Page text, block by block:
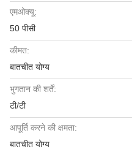
एमओक्यू:
50 पीसी
कीमत:
बातचीत योग्य
भुगतान की शर्तें:
टी/टी
आपूर्ति करने की क्षमता:
बातचीत योग्य